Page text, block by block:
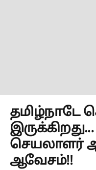
தமிழ்நாடே
செயலாளர்
ஆவேசம்!!